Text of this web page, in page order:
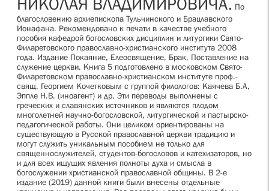
По
благословению архиепископа Тульчинского и Брацлавского
Ионафана. Рекомендовано к печати в качестве учебного
пособия кафедрой богословских дисциплин и литургики Свято-
Филаретовского православно-христианского института 2008
года. Издание Покаяние, Елеосвящение, Брак, Поставление на
служение церкви. Книга 5 подготовлено в московском Свято-
Филаретовском православно-христианском институте проф.-
свящ. Георгием Кочетковым с группой филологов: Каячева Б.А,
Эппле Н.В. (иноагент) и др. Эти переводы выполнены с
греческих и славянских источников и являются плодом
многолетней научно-богословской, литургической и пастырско-
педагогической работы. Они целиком ориентированы на
существующую в Русской православной церкви традицию и
могут служить уникальным пособием не только для
священнослужителей, студентов-богословов и катехизаторов, но
и для всех ищущих явления полноты духа и смысла в
богослужении христианской православной общины. В 2-е
издание (2019) данной книги были внесены отдельные